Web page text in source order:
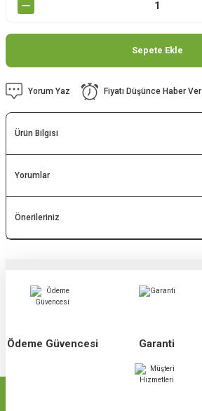
Sepete Ekle
Yorum Yaz Fiyatı Düşünce Haber Ver
Ürün Bilgisi
Yorumlar
Önerileriniz
Ödeme Güvencesi Garanti